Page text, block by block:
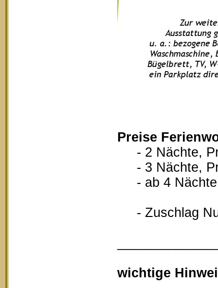
Preise
- 2 Nächte,
- 3 Nächte,
- ab 4 Nächte,
- Zuschlag
wichtige